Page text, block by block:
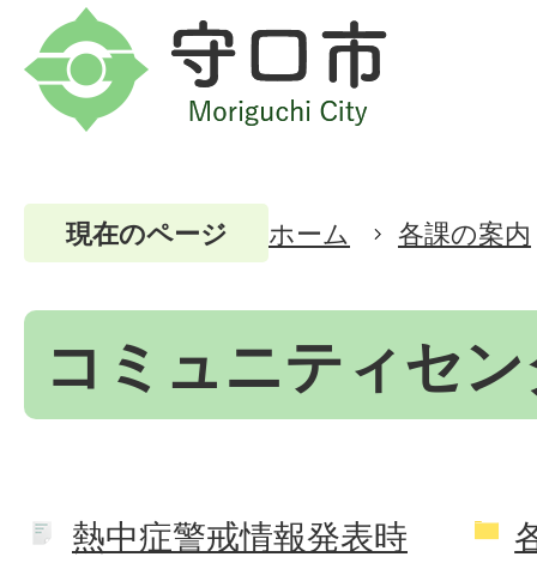
現在のページ ホーム 各課の案内
コミュニティセ
熱中症警戒情報発表時